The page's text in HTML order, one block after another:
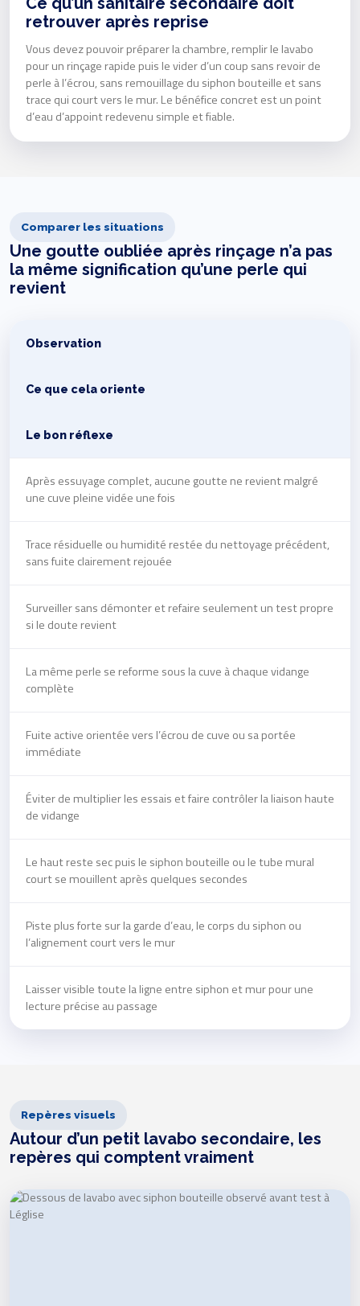
retrouver après reprise
Vous devez pouvoir préparer la chambre, remplir le lavabo
pour un rinçage rapide puis le vider d’un coup sans revoir de
perle à l’écrou, sans remouillage du siphon bouteille et sans
trace qui court vers le mur. Le bénéfice concret est un point
d’eau d’appoint redevenu simple et fiable.
Comparer les situations
Une goutte oubliée après rinçage n’a pas
la même signification qu’une perle qui
revient
Observation
Ce que cela oriente
Le bon réflexe
Après essuyage complet, aucune goutte ne revient malgré
une cuve pleine vidée une fois
Trace résiduelle ou humidité restée du nettoyage précédent,
sans fuite clairement rejouée
Surveiller sans démonter et refaire seulement un test propre
si le doute revient
La même perle se reforme sous la cuve à chaque vidange
complète
Fuite active orientée vers l’écrou de cuve ou sa portée
immédiate
Éviter de multiplier les essais et faire contrôler la liaison haute
de vidange
Le haut reste sec puis le siphon bouteille ou le tube mural
court se mouillent après quelques secondes
Piste plus forte sur la garde d’eau, le corps du siphon ou
l’alignement court vers le mur
Laisser visible toute la ligne entre siphon et mur pour une
lecture précise au passage
Repères visuels
Autour d’un petit lavabo secondaire, les
repères qui comptent vraiment